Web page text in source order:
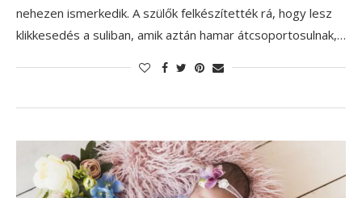
nehezen ismerkedik. A szülők felkészítették rá, hogy lesz
klikkesedés a suliban, amik aztán hamar átcsoportosulnak,…